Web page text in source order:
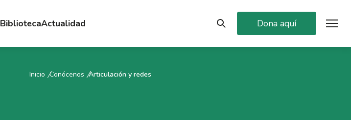
BibliotecaActualidad Dona aquí
Inicio Conócenos Articulación y redes